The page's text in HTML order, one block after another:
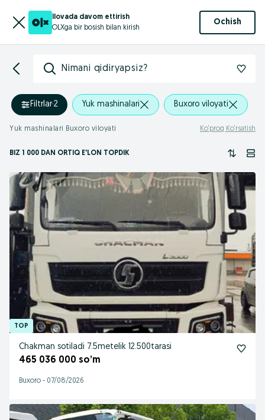
Ilovada davom ettirish
OLXga bir bosish bilan kirish
Ochish
Nimani qidiryapsiz?
Filtrlar·2 Yuk mashinalari Buxoro viloyati
Yuk mashinalari Buxoro viloyati Ko‘proq Ko‘rsatish
BIZ 1 000 DAN ORTIQ E'LON TOPDIK
Chakman sotiladi 7.5metelik 12.500tarasi
465 036 000 so’m
Buxoro - 07/08/2026